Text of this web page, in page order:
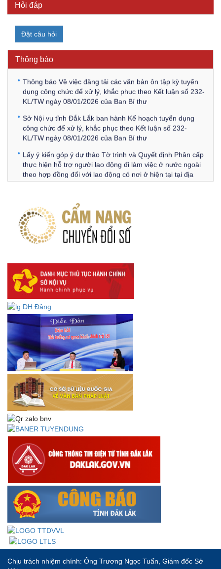
Hỏi đáp
Đặt câu hỏi
Thông báo
Kế hoạch Kiểm tra, sát hạch để tiếp nhận vào làm công
chức tỉnh Đắk Lắk năm 2026
Thông báo Về việc triệu tập thí sinh tham gia thi tuyển
KL/TW ngày 08/01/2026 của Ban Bí thư
Thông báo Về việc đăng tải các văn bản ôn tập kỳ tuyển
dụng công chức để xử lý, khắc phục theo Kết luận số 232-
KL/TW ngày 08/01/2026 của Ban Bí thư
Sở Nội vụ tỉnh Đắk Lắk ban hành Kế hoạch tuyển dụng
công chức để xử lý, khắc phục theo Kết luận số 232-
KL/TW ngày 08/01/2026 của Ban Bí thư
Lấy ý kiến góp ý dự thảo Tờ trình và Quyết định Phân cấp
thực hiện hỗ trợ người lao động đi làm việc ở nước ngoài
theo hợp đồng đối với lao động có nơi ở hiện tại tại địa
phương
hiện quy định về người lao động nước ngoài làm việc trên
địa bàn tỉnh Đắk Lắk theo trình tự, thủ tục rút gọn trong
xây dựng, ban hành văn bản quy phạm pháp luật
Góp ý dự thảo Thông tư quy định nghiệp vụ lưu trữ tài liệu
DANH SÁCH HỒ SƠ CÁN BỘ ĐI B TỈNH ĐĂK LẮK -
Lấy ý kiến dự thảo Quyết định quy phạm pháp luật quy
định về thành lập, tổ chức và hoạt động của tổ chức phối
hợp liên ngành
Thông báo về việc tải biểu mẫu báo cáo kết quả 06 năm
thực hiện Nghị quyết số 18-NQ/TW và Nghị quyết số 19-
NQ/TW
Thư chúc mừng của Bộ trưởng Bộ Nội vụ nhân dịp kỷ
niệm 78 năm Ngày thành lập Bộ Nội vụ, Ngày truyền
thống ngành Tổ chức nhà nước (28/8/1945-28/8/2023)
Thông báo về việc đăng tải Bộ câu hỏi và gợi ý trả lời Hội
thi dân vận khéo năm 2023
Chịu trách nhiệm chính: Ông Trương Ngọc Tuấn, Giám đốc Sở